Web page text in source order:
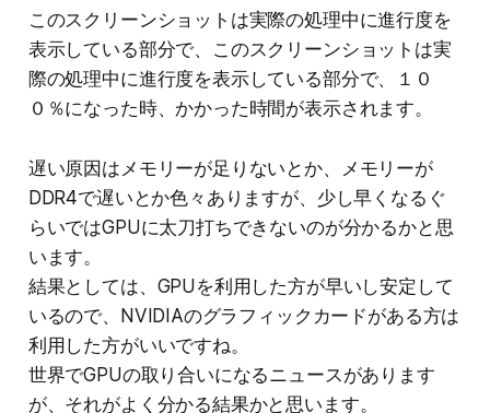
このスクリーンショットは実際の処理中に進行度を
表示している部分で、このスクリーンショットは実
際の処理中に進行度を表示している部分で、１０
０％になった時、かかった時間が表示されます。
遅い原因はメモリーが足りないとか、メモリーが
DDR4で遅いとか色々ありますが、少し早くなるぐ
らいではGPUに太刀打ちできないのが分かるかと思
います。
結果としては、GPUを利用した方が早いし安定して
いるので、NVIDIAのグラフィックカードがある方は
利用した方がいいですね。
世界でGPUの取り合いになるニュースがあります
が、それがよく分かる結果かと思います。